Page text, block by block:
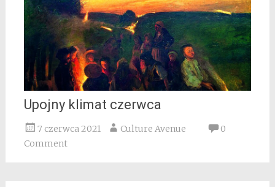
Upojny klimat czerwca
7 czerwca 2021 Culture Avenue
0
Comment